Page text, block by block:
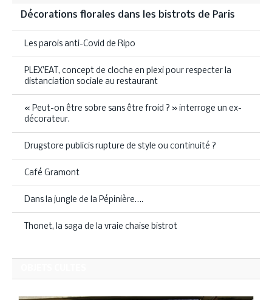
Décorations florales dans les bistrots de Paris
Les parois anti-Covid de Ripo
PLEX’EAT, concept de cloche en plexi pour respecter la
distanciation sociale au restaurant
« Peut-on être sobre sans être froid ? » interroge un ex-
décorateur.
Drugstore publicis rupture de style ou continuité ?
Café Gramont
Dans la jungle de la Pépinière….
Thonet, la saga de la vraie chaise bistrot